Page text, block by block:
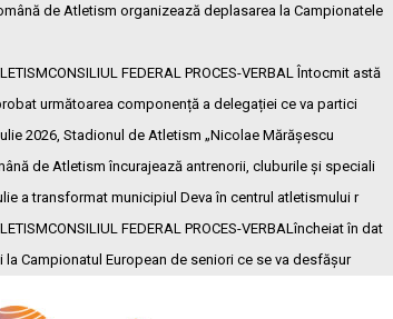
de Atletism organizează deplasarea la Campionatele
FEDERAL PROCES-VERBAL Întocmit astă
următoarea componență a delegației ce va partici
2026, Stadionul de Atletism „Nicolae Mărășescu
de Atletism încurajează antrenorii, cluburile și speciali
a transformat municipiul Deva în centrul atletismului r
FEDERAL PROCES-VERBALîncheiat în dat
la Campionatul European de seniori ce se va desfășur